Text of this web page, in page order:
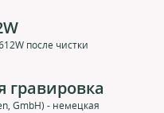
после чистки
гравировка
GmbH) - немецкая